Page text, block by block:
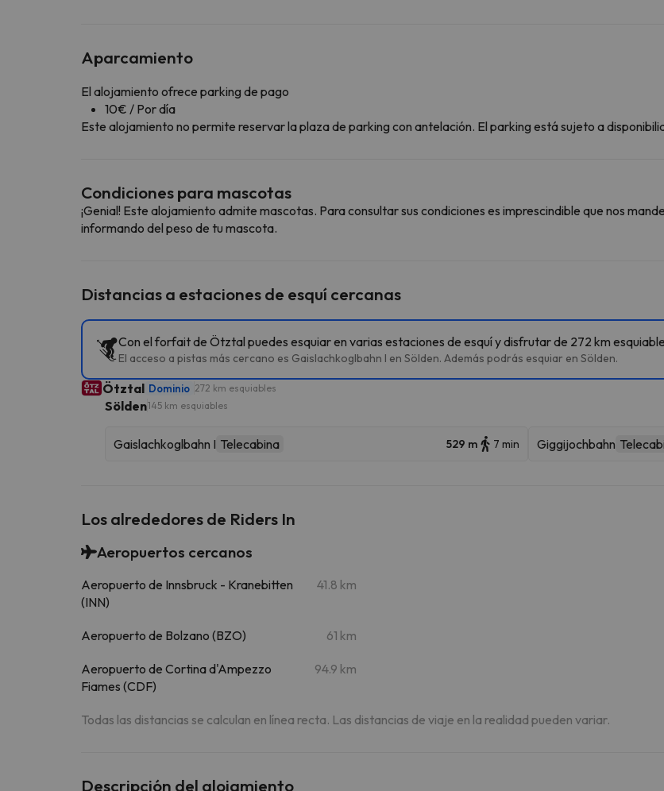
Aparcamiento
El alojamiento ofrece parking de pago
10€ / Por día
Este alojamiento no permite reservar la plaza de parking con antelación. El parking está sujeto a
Condiciones para mascotas
¡Genial! Este alojamiento admite mascotas. Para consultar sus condiciones es imprescindible que nos
informando del peso de tu mascota.
Distancias a estaciones de esquí cercanas
Con el forfait de Ötztal puedes esquiar en varias estaciones de esquí y disfrutar de 272 km
El acceso a pistas más cercano es Gaislachkoglbahn I en Sölden. Además podrás esquiar en Sölden.
Ötztal Dominio 272 km esquiables
Sölden145 km esquiables
Gaislachkoglbahn I Telecabina 529 m 7 min Giggijochbahn
Los alrededores de Riders In
Aeropuertos cercanos
Aeropuerto de Innsbruck - Kranebitten
(INN)
41.8 km
Aeropuerto de Bolzano (BZO) 61 km
Aeropuerto de Cortina d'Ampezzo
Fiames (CDF)
94.9 km
Todas las distancias se calculan en línea recta. Las distancias de viaje en la realidad pueden variar.
Descripción del alojamiento